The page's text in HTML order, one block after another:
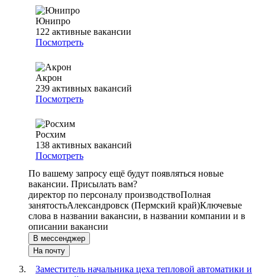
Юнипро
122 активные вакансии
Посмотреть
Акрон
239 активных вакансий
Посмотреть
Росхим
138 активных вакансий
Посмотреть
По вашему запросу ещё будут появляться новые
вакансии. Присылать вам?
директор по персоналу производствоПолная
занятостьАлександровск (Пермский край)Ключевые
слова в названии вакансии, в названии компании и в
описании вакансии
В мессенджер
На почту
Заместитель начальника цеха тепловой автоматики и